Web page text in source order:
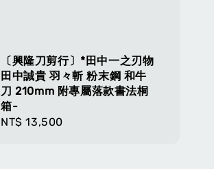
〔興隆刀剪行〕*田中一之刃物
田中誠貴 羽々斬 粉末鋼 和牛
刀 210mm 附專屬落款書法桐
箱-
Regular
NT$ 13,500